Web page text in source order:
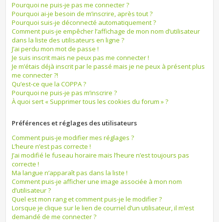
Pourquoi ne puis-je pas me connecter ?
Pourquoi ai-je besoin de m’inscrire, après tout ?
Pourquoi suis-je déconnecté automatiquement ?
Comment puis-je empêcher l’affichage de mon nom d’utilisateur
dans la liste des utilisateurs en ligne ?
J’ai perdu mon mot de passe !
Je suis inscrit mais ne peux pas me connecter !
Je m’étais déjà inscrit par le passé mais je ne peux à présent plus
me connecter ?!
Qu’est-ce que la COPPA ?
Pourquoi ne puis-je pas m’inscrire ?
À quoi sert « Supprimer tous les cookies du forum » ?
Préférences et réglages des utilisateurs
Comment puis-je modifier mes réglages ?
L’heure n’est pas correcte !
J’ai modifié le fuseau horaire mais l’heure n’est toujours pas
correcte !
Ma langue n’apparaît pas dans la liste !
Comment puis-je afficher une image associée à mon nom
d’utilisateur ?
Quel est mon rang et comment puis-je le modifier ?
Lorsque je clique sur le lien de courriel d’un utilisateur, il m’est
demandé de me connecter ?